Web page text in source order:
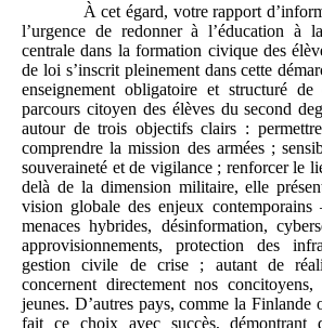
À cet égard, votre rapport
l’urgence de redonner à l’éducation à
centrale dans la formation civique des
de loi s’inscrit pleinement dans cette
enseignement obligatoire et structuré
parcours citoyen des élèves du second
autour de trois objectifs clairs :
comprendre la mission des armées ;
souveraineté et de vigilance ; renforcer le
delà de la dimension militaire, elle
vision globale des enjeux contemporains
menaces hybrides, désinformation,
approvisionnements, protection des
gestion civile de crise ; autant de
concernent directement nos
jeunes. D’autres pays, comme la Finlande
fait ce choix avec succès, démontrant